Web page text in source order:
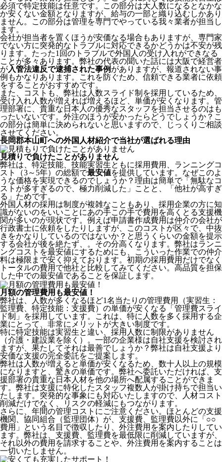
必須で特定技能は任意です。この部分は大人数になるとなかな
か安くない金額となりますが、給与の一部と織り込むしかあり
ません。この部分は管理を専門でやっている我々業者が担当し
ます。
会社が担当者を置くほうが安価なる場合もありますが、専門家
でない方に突発的なトラブルに対応できるかどうかは不安が残
ります。たった1回のトラブルで外国人の受け入れができなる
ことが多々あります。弊社の代表の聞いた話には大阪で経営者
が入管法違反で逮捕された事例 がありますが、報道されない事
例もかなりあります。これを防ぐため、信頼できる業者に依頼
をすることがおすすめです。
また、コストも、弊社は人数スライド制を採用しているため、
受け入れ人数が増えれば増えるほど、単価が安くなります。管
理部署に、貴重な日本人の優秀なスタッフを担当させるのはも
ったいないです。外注のほうが安かったらどうでしょうか？こ
の部分は簡単に決められないと思いますので、じっくりご相談
させてください。
長岡郡本山町への外国人材紹介で当社が選ばれる理由
見積りで負けたことがありません
弊社は、特定技能、技能実習生ともに採用費用、ランニングコ
スト（3～5年）の総額で最安値を提供しています。なぜこのよ
うな価格を実現できるのでしょうか？理由は簡単で「無駄なコ
ストが多すぎるので、極力削減した」ことと、
「他社が高すぎ
る」 ためです。
外国人材の採用は制度が複雑なこともあり、採用企業の方に知
識がないのをいいことにあの手この手で費用を高くとる支援機
関が多いのが現状です。例えば申請書作成費用は仲介の会社が
行政書士に依頼をしたりしますが、このコストが区々で、中抜
きをかなりしているのではないか？と思うくらいの金額を提示
する会社が後を絶たず、。その分高くなります。弊社はランニ
ングコストを最安値にするためにも、こういった作業での仲介
料は極限まで安く抑えております。 初期の採用費用だけでなく
トータルの費用で他社と比較してみてください。 高品質を担保
した中での最安値であることを保証します。
月額の管理費用も最安値！
弊社は、
人数が多くなるほど1名当たりの管理費用（実習生：
監理費、特定技能：支援費）の単価が安くなる「管理費スライ
ド制」を採用 しています。これは、特に人数を多く採用する企
業にとって、非常にメリットが大きい制度です。
特に特定技能は実習生と違い、採用人数に制限がありません
（介護・建設業を除く）。一部の企業様は自社支援を検討され
ますが、果たしてそれは最善でしょうか？弊社は自社支援より
安価な支援の完全委託をご提案します。
弊社は人数が増えると単価が安くなるため、数十人以上の規模
になりますと、驚きの単価です。弊社へ委託いただければ、支
援部署の貴重な日本人材を他の場所へ配属することができま
す。弊社は支援に特化したスタッフ複数人が掛け持ちで担当い
たします。突発的な事象にも対応いたしますので、人材コスト
削減だけでなく、リスクの軽減にもつながります。
さらに、年間の管理コストにご注意ください。ほとんどの支援
機関、協同組合（監理団体）が、支援費、監理費以外に「○○
費用」という名目で徴収したり、外注費用を案内したりしてい
ます。弊社は、支援費、監理費を最低限に削減していますが、
それ以外の費用を請求することや、外注費用を案内することは
一切いたしません。